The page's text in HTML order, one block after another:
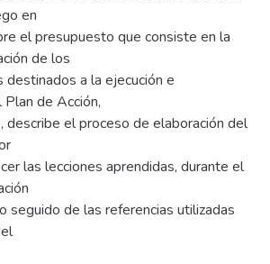
en
el presupuesto que consiste en la
de los
destinados a la ejecución e
de Acción,
describe el proceso de elaboración del
las lecciones aprendidas, durante el
seguido de las referencias utilizadas